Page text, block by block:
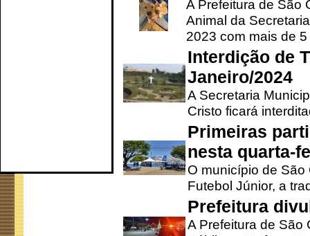
A Prefeitura de São
Animal da
2023 com mais de 5
Interdição de
Janeiro/2024
A Secretaria
Cristo ficará
Primeiras
nesta quarta-
O município de
Futebol Júnior, a
Prefeitura
A Prefeitura de São